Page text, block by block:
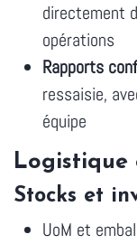
directement
opérations
Rapports
ressaisie,
équipe
Logistique
Stocks et
UoM et